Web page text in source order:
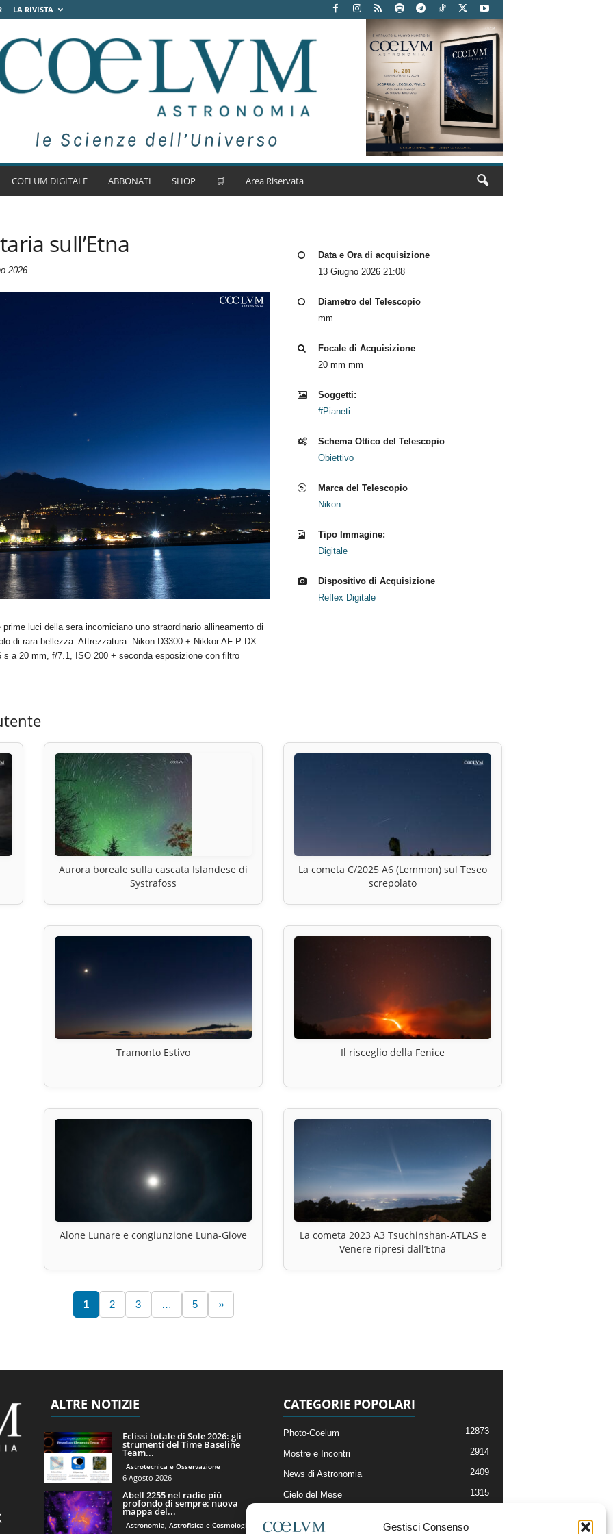
Gestisci Consenso
LA RIVISTA
COELUM DIGITALE ABBONATI SHOP 🛒 Area Riservata
sull’Etna
2026
luci della sera incorniciano uno straordinario allineamento di
di rara bellezza. Attrezzatura: Nikon D3300 + Nikkor AF-P DX
a 20 mm, f/7.1, ISO 200 + seconda esposizione con filtro
Data e Ora di acquisizione
13 Giugno 2026 21:08
Diametro del Telescopio
mm
Focale di Acquisizione
20 mm mm
Soggetti:
#Pianeti
Schema Ottico del Telescopio
Obiettivo
Marca del Telescopio
Nikon
Tipo Immagine:
Digitale
Dispositivo di Acquisizione
Reflex Digitale
Aurora boreale sulla cascata Islandese di
Systrafoss
La cometa C/2025 A6 (Lemmon) sul Teseo
screpolato
Tramonto Estivo Il risceglio della Fenice
Alone Lunare e congiunzione Luna-Giove
La cometa 2023 A3 Tsuchinshan-ATLAS e
Venere ripresi dall’Etna
1 2 3 … 5 »
ALTRE NOTIZIE
Eclissi totale di Sole 2026: gli
strumenti del Time Baseline
Team...
Astrotecnica e Osservazione
6 Agosto 2026
Abell 2255 nel radio più
profondo di sempre: nuova
mappa del...
Astronomia, Astrofisica e Cosmologia
CATEGORIE POPOLARI
Photo-Coelum 12873
Mostre e Incontri 2914
News di Astronomia 2409
Cielo del Mese 1315